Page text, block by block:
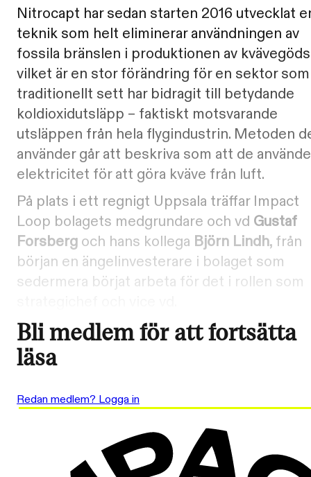
Nitrocapt har sedan starten 2016 utvecklat
teknik som helt eliminerar användningen av
fossila bränslen i produktionen av
vilket är en stor förändring för en sektor som
traditionellt sett har bidragit till betydande
koldioxidutsläpp – faktiskt motsvarande
utsläppen från hela flygindustrin. Metoden
använder går att beskriva som att de
elektricitet för att göra kväve från luft.
På plats i ett regnigt Uppsala träffar Impact
Loop bolagets medgrundare och vd Gustaf
Forsberg och hans kollega Björn Lindh, från
början en ängelinvesterare i bolaget som
sedermera börjat arbeta för det i rollen som
Bli medlem för att fortsätta
läsa
Redan medlem? Logga in